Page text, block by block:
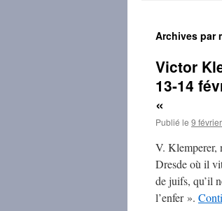
Archives par
Victor
13-14
«
Publié le 9
V. Klemperer,
Dresde où il
de juifs, qu’il
l’enfer ».